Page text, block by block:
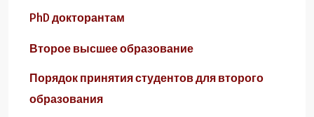
PhD докторантам
Второе высшее образование
Порядок принятия студентов для второго
образования